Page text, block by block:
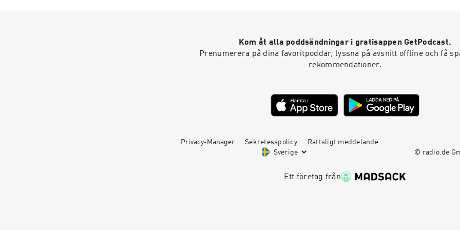
Kom åt alla poddsändningar i gratisappen GetPodcast.
Prenumerera på dina favoritpoddar, lyssna på avsnitt offline och få
rekommendationer.
Privacy-Manager Sekretesspolicy
Rättsligt meddelande
Sverige
© radio.de
Ett företag från